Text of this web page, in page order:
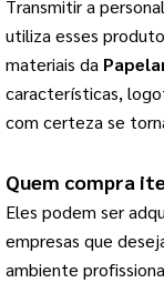
Transmitir a
utiliza esses
materiais da
características,
com certeza se
Quem compra
Eles podem ser
empresas que
ambiente